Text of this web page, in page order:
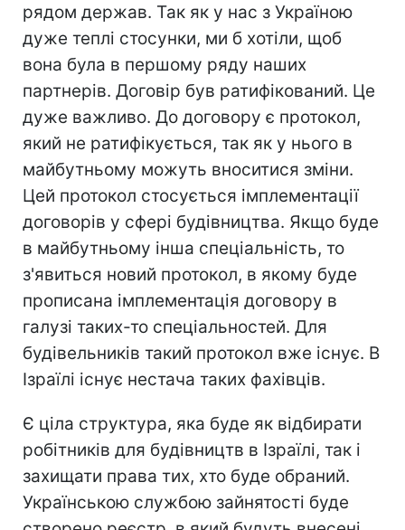
рядом держав. Так як у нас з Україною
дуже теплі стосунки, ми б хотіли, щоб
вона була в першому ряду наших
партнерів. Договір був ратифікований. Це
дуже важливо. До договору є протокол,
який не ратифікується, так як у нього в
майбутньому можуть вноситися зміни.
Цей протокол стосується імплементації
договорів у сфері будівництва. Якщо буде
в майбутньому інша спеціальність, то
з'явиться новий протокол, в якому буде
прописана імплементація договору в
галузі таких-то спеціальностей. Для
будівельників такий протокол вже існує. В
Ізраїлі існує нестача таких фахівців.
Є ціла структура, яка буде як відбирати
робітників для будівництв в Ізраїлі, так і
захищати права тих, хто буде обраний.
Українською службою зайнятості буде